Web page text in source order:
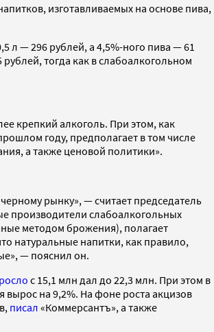
изготавливаемых на основе пива,
л — 296 рублей, а 4,5%-ного пива — 61
тогда как в слабоалкогольном
крепкий алкоголь. При этом, как
году, предполагает в том числе
а также ценовой политики».
рынку», — считает председатель
производители слабоалкогольных
методом брожения), полагает
натуральные напитки, как правило,
— пояснил он.
с 15,1 млн дал до 22,3 млн. При этом в
вырос на 9,2%. На фоне роста акцизов
писал «Коммерсантъ», а также